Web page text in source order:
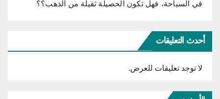
في السباحة، فهل تكون الحصيلة ثقيلة من الذهب؟؟
أحدث التعليقات
لا توجد تعليقات للعرض.